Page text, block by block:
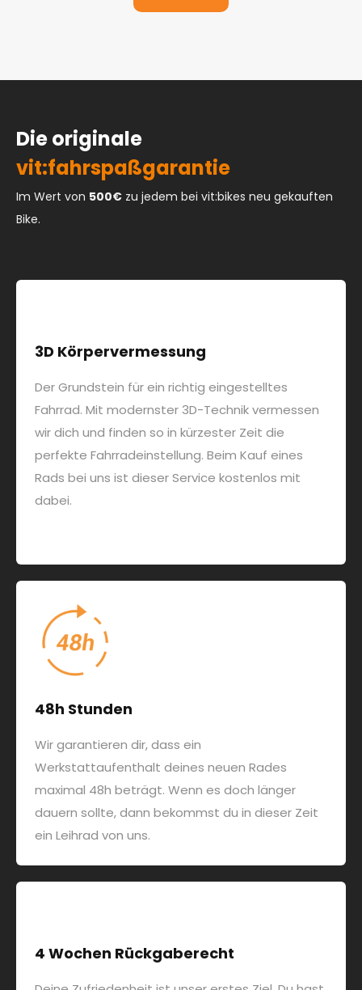
Die originale
vit:fahrspaßgarantie
Im Wert von 500€ zu jedem bei vit:bikes neu gekauften
Bike.
3D Körpervermessung
Der Grundstein für ein richtig eingestelltes
Fahrrad. Mit modernster 3D-Technik vermessen
wir dich und finden so in kürzester Zeit die
perfekte Fahrradeinstellung. Beim Kauf eines
Rads bei uns ist dieser Service kostenlos mit
dabei.
48h Stunden
Wir garantieren dir, dass ein
Werkstattaufenthalt deines neuen Rades
maximal 48h beträgt. Wenn es doch länger
dauern sollte, dann bekommst du in dieser Zeit
ein Leihrad von uns.
4 Wochen Rückgaberecht